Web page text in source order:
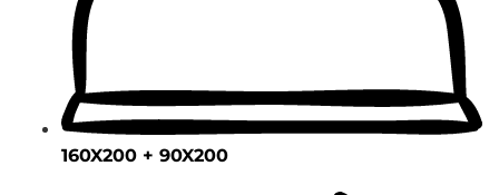
160X200 + 90X200